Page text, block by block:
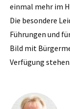
einmal mehr im
Die besondere
Führungen und
Bild mit
Verfügung stehen.